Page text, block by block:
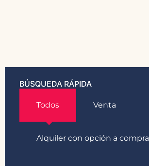
BÚSQUEDA RÁPIDA
Todos Venta
Alquiler con opción a compra